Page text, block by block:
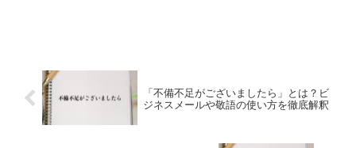
「不備不足がございましたら」とは？ビ
ジネスメールや敬語の使い方を徹底解釈